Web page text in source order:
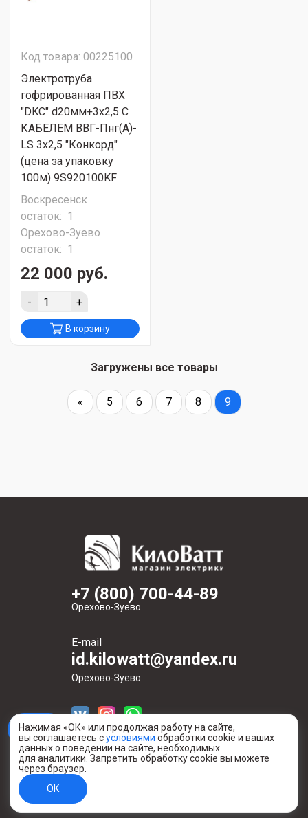
Код товара: 00225100
Электротруба
гофрированная ПВХ
"DKC" d20мм+3х2,5 С
КАБЕЛЕМ ВВГ-Пнг(А)-
LS 3х2,5 "Конкорд"
(цена за упаковку
100м) 9S920100KF
Воскресенск
остаток: 1
Орехово-Зуево
остаток: 1
22 000 руб.
- +
В корзину
Загружены все товары
« 5 6 7 8 9
+7 (800) 700-44-89
Орехово-Зуево
E-mail
id.kilowatt@yandex.ru
Орехово-Зуево
© 2020—2026 Киловатт
Нажимая «ОК» или продолжая работу на сайте,
вы соглашаетесь сусловиями обработки cookie и ваших
данных о поведении на сайте, необходимых
для аналитики. Запретить обработку cookie вы можете
через браузер.
ОК